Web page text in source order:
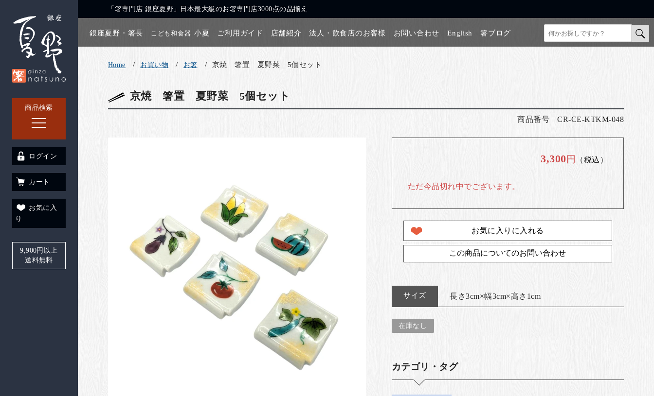
商品検索
「箸専門店 銀座夏野」日本最大級のお箸専門店3000点の品揃え
銀座夏野・箸長 こども和食器 小夏 ご利用ガイド 店舗紹介 法人・飲食店のお客様 お問い合わせ English 箸ブログ
ログイン
カート
お気に入
り
9,900円以上
送料無料
Home お買い物 お箸 京焼 箸置 夏野菜 5個セット
京焼 箸置 夏野菜 5個セット
商品番号 CR-CE-KTKM-048
3,300円 （税込）
ただ今品切れ中でございます。
お気に入りに入れる
この商品についてのお問い合わせ
サイズ 長さ3cm×幅3cm×高さ1cm
在庫なし
カテゴリ・タグ